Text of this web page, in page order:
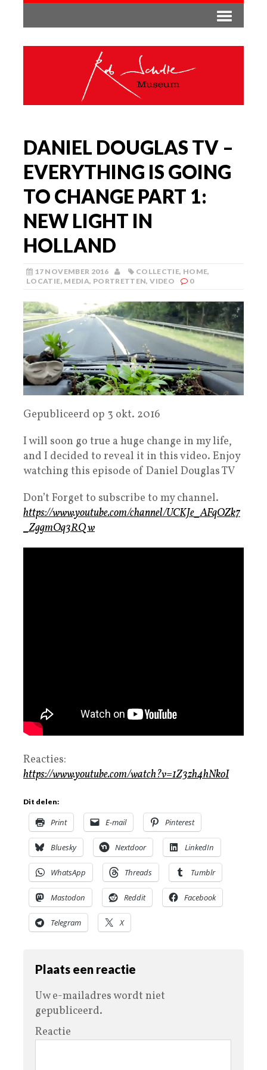
DANIEL DOUGLAS TV –
EVERYTHING IS GOING
TO CHANGE PART 1:
NEW LIGHT IN
HOLLAND
17 NOVEMBER 2016 COLLECTIE, HOME,
LOCATIE, MEDIA, PORTRETTEN,VIDEO 0
Gepubliceerd op 3 okt. 2016
I will soon go true a huge change in my life,
and I decided to reveal it in this video. Enjoy
watching this episode of Daniel Douglas TV
Don’t Forget to subscribe to my channel.
https://www.youtube.com/channel/UCKJe_AFqOZk7
_ZggmOq3RQw
Reacties:
https://www.youtube.com/watch?v=1Z3zh4hNkoI
Dit delen:
Print E-mail Pinterest
Bluesky Nextdoor LinkedIn
WhatsApp Threads Tumblr
Mastodon Reddit Facebook
Telegram X
Plaats een reactie
Uw e-mailadres wordt niet
gepubliceerd.
Reactie